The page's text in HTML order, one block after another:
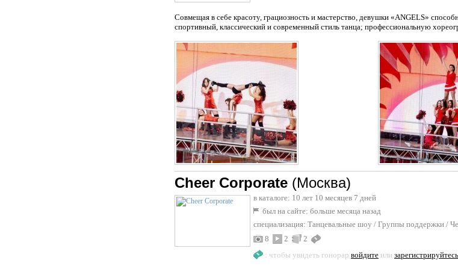
Совмещая в себе красоту, грациозность и мастерство, девушки «ANGELS»
спортивный, классический и современный стиль танца; профессиональную
Cheer Corporate (Москва)
в каталоге: 10 лет 10 месяцев 7 дней
был на сайте: больше месяца назад
специализация: Танцевальные шоу / Группы поддержки /
8
2
2
: чтобы увидеть гонорар войдите или зарегистрируйтесь